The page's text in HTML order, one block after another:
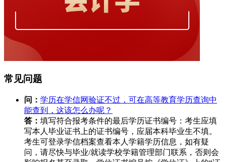
常见问题
问： 学历在学信网验证不过，可在高等教育学历查询中
能查到，这该怎么办呢？
答： 填写符合报考条件的最后学历证书编号：考生应填
写本人毕业证书上的证书编号，应届本科毕业生不填。
考生可登录学信档案查看本人学籍学历信息，如有疑
问，请尽快与毕业/就读学校学籍管理部门联系，否则会